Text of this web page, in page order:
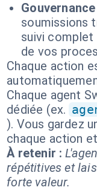
soumissions
suivi complet
de vos
Chaque action
Chaque agent
dédiée (ex.
). Vous gardez
chaque action
À retenir :
répétitives et
forte valeur.